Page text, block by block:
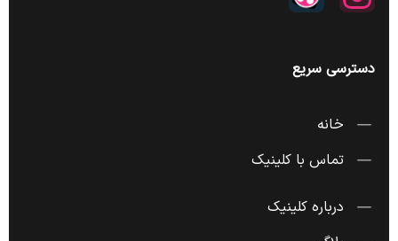
دسترسی سریع
خانه
تماس با کلینیک
درباره کلینیک